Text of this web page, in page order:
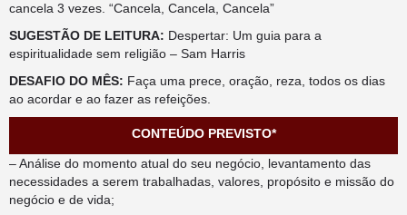
cancela 3 vezes. “Cancela, Cancela, Cancela”
SUGESTÃO DE LEITURA: Despertar: Um guia para a
espiritualidade sem religião – Sam Harris
DESAFIO DO MÊS: Faça uma prece, oração, reza, todos os dias
ao acordar e ao fazer as refeições.
CONTEÚDO PREVISTO*
– Análise do momento atual do seu negócio, levantamento das
necessidades a serem trabalhadas, valores, propósito e missão do
negócio e de vida;